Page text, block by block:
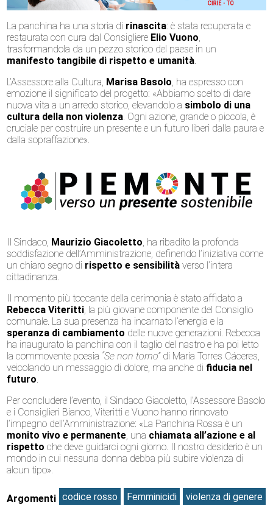
La panchina ha una storia di rinascita: è stata recuperata e
restaurata con cura dal Consigliere Elio Vuono,
trasformandola da un pezzo storico del paese in un
manifesto tangibile di rispetto e umanità.
L’Assessore alla Cultura, Marisa Basolo, ha espresso con
emozione il significato del progetto: «Abbiamo scelto di dare
nuova vita a un arredo storico, elevandolo a simbolo di una
cultura della non violenza. Ogni azione, grande o piccola, è
cruciale per costruire un presente e un futuro liberi dalla paura e
dalla sopraffazione».
Il Sindaco, Maurizio Giacoletto , ha ribadito la profonda
soddisfazione dell’Amministrazione, definendo l’iniziativa come
un chiaro segno di rispetto e sensibilità verso l’intera
cittadinanza.
Il momento più toccante della cerimonia è stato affidato a
Rebecca Viteritti , la più giovane componente del Consiglio
comunale. La sua presenza ha incarnato l’energia e la
speranza di cambiamento delle nuove generazioni. Rebecca
ha inaugurato la panchina con il taglio del nastro e ha poi letto
la commovente poesia “Se non torno”di María Torres Cáceres,
veicolando un messaggio di dolore, ma anche di fiducia nel
futuro
Per concludere l’evento, il Sindaco Giacoletto, l’Assessore Basolo
e i Consiglieri Bianco, Viteritti e Vuono hanno rinnovato
l’impegno dell’Amministrazione: «La Panchina Rossa è un
monito vivo e permanente , una chiamata all’azione e al
rispetto che deve guidarci ogni giorno. Il nostro desiderio è un
mondo in cui nessuna donna debba più subire violenza di
alcun tipo».
Argomenti codice rosso Femminicidi violenza di genere